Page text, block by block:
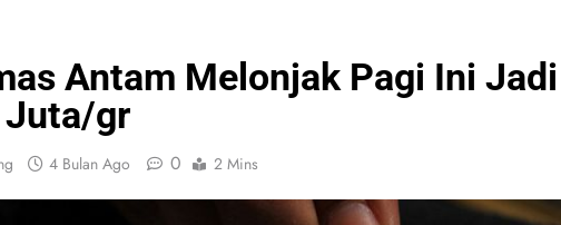
Antam Melonjak Pagi Ini Jadi
Juta/gr
4 Bulan Ago 0 2 Mins